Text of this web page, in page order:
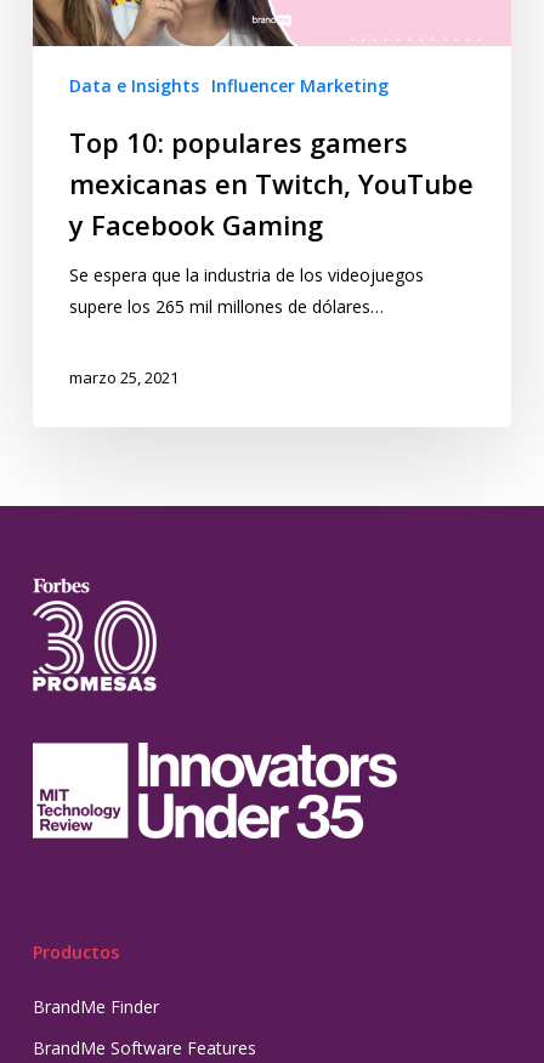
Data e Insights Influencer Marketing
Top 10: populares gamers
mexicanas en Twitch, YouTube
y Facebook Gaming
Se espera que la industria de los videojuegos
supere los 265 mil millones de dólares…
marzo 25, 2021
Productos
BrandMe Finder
BrandMe Software Features